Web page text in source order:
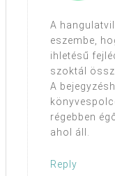
A
eszembe,
ihletésű
szoktál
A
régebben
ahol áll.
Reply